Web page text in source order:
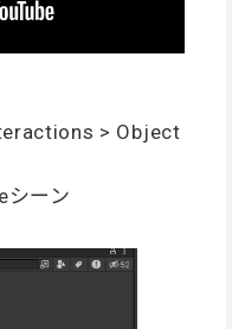
> Object
ーン